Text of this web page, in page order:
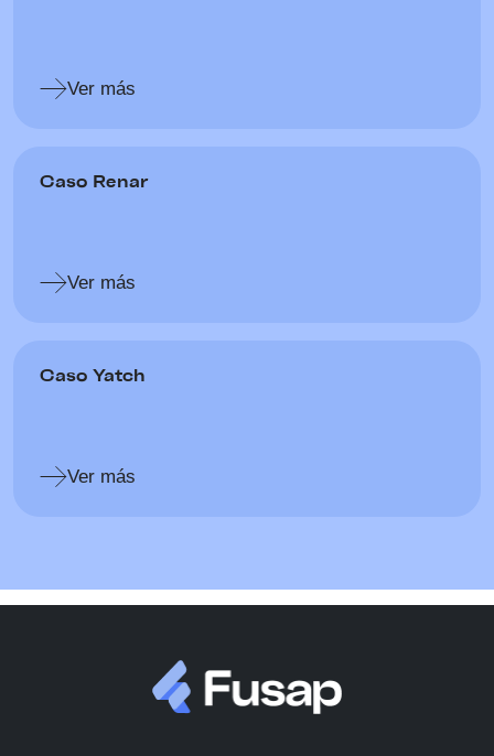
Ver más
Caso Renar
Ver más
Caso Yatch
Ver más